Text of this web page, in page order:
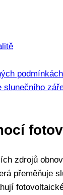
podmínkách
slunečního
zdrojů
přeměňuje